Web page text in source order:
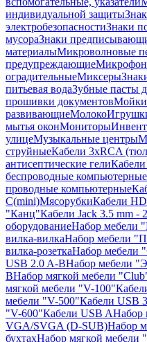
индивидуальной защиты
электробезопасностиЗнаки
мусораЗнаки
материалыМикроволновые
предупреждающие
оградительныеМиксеры
питьевая водаЗубные пасты
прошивки документовМойки
развивающиеМолоко
мытья оконМониторы
улицеМузыкальные центры
струйныеКабели 3xRCA
антисептические гели
беспроводные компьютерные
проводные компьютерные
C(mini)МясорубкиКабели
"Канц"Кабели Jack 3.5 mm -
оборудованиеНабор мебели
вилка-вилкаНабор мебели
вилка-розеткаНабор мебели
USB 2.0 A-BНабор мебели
BНабор мягкой мебели
мягкой мебели "V-100"
мебели "V-500"Кабели USB
"V-600"Кабели USB AНабор
VGA/SVGA (D-SUB)Набор
бухтахНабор мягкой мебели